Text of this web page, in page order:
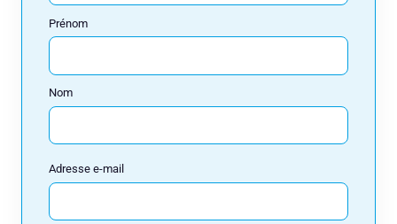
Prénom
Nom
Adresse e-mail
Numéro de téléphone
Votre message